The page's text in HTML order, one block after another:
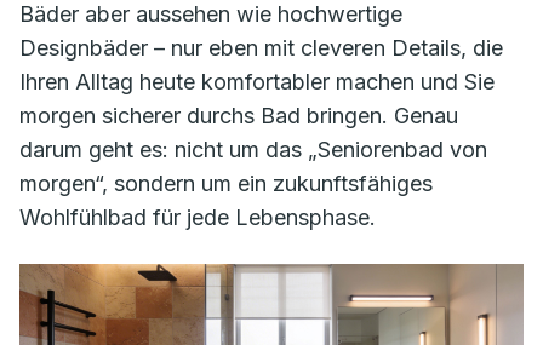
Bäder aber aussehen wie hochwertige
Designbäder – nur eben mit cleveren Details, die
Ihren Alltag heute komfortabler machen und Sie
morgen sicherer durchs Bad bringen. Genau
darum geht es: nicht um das „Seniorenbad von
morgen“, sondern um ein zukunftsfähiges
Wohlfühlbad für jede Lebensphase.